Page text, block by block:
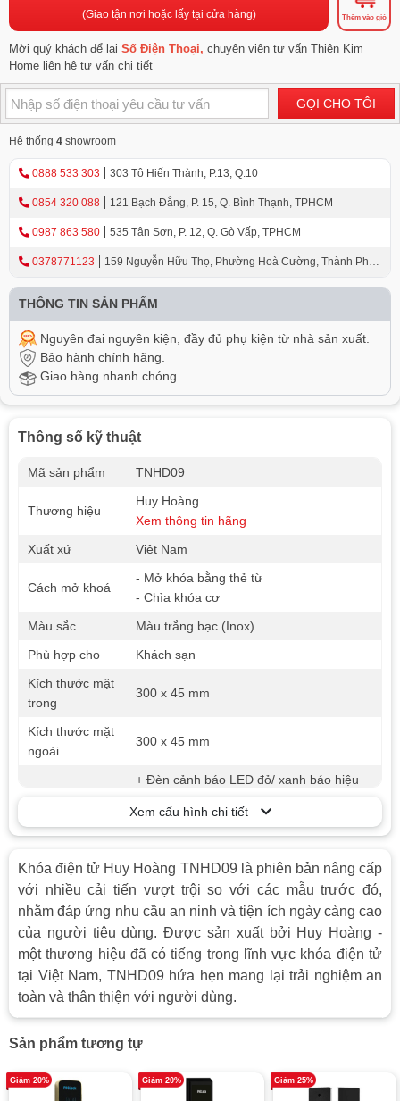
(Giao tận nơi hoặc lấy tại cửa hàng) Thêm vào giỏ
Mời quý khách để lại Số Điện Thoại, chuyên viên tư vấn Thiên Kim
Home liên hệ tư vấn chi tiết
GỌI CHO TÔI
Hệ thống 4 showroom
0888 533 303 303 Tô Hiến Thành, P.13, Q.10
0854 320 088 121 Bạch Đằng, P. 15, Q. Bình Thạnh, TPHCM
0987 863 580 535 Tân Sơn, P. 12, Q. Gò Vấp, TPHCM
0378771123
159 Nguyễn Hữu Thọ, Phường Hoà Cường, Thành Phố
THÔNG TIN SẢN PHẨM
Nguyên đai nguyên kiện, đầy đủ phụ kiện từ nhà sản xuất.
Bảo hành chính hãng.
Giao hàng nhanh chóng.
Thông số kỹ thuật
Mã sản phẩm TNHD09
Thương hiệu
Huy Hoàng
Xem thông tin hãng
Xuất xứ
Việt Nam
Cách mở khoá
- Mở khóa bằng thẻ từ
- Chìa khóa cơ
Màu sắc
Màu trắng bạc (Inox)
Phù hợp cho
Khách sạn
Kích thước mặt
trong
300 x 45 mm
Kích thước mặt
ngoài
300 x 45 mm
Tính năng
+ Đèn cảnh báo LED đỏ/ xanh báo hiệu
+ Có thể lưu trữ 1000 đầu mục hoạt động
(đóng mở cửa), thuận tiên cho công tác
+ Chức năng thoát hiểm từ bên trong (bẻ
tay gạt ở bên trong sẽ mở toàn bộ then
gió và then an toàn trong nhà cùng 1 lúc -
Cửa luôn có thể mở từ bên trong bằng
tay nắm gạt mà không cần sử dụng chìa)
+ Cảnh báo khóa hết pin.
+ Chế độ mở then an toàn (Được cài đặt
khi cài thẻ)
thẻ)
Vật liệu
Tay ốp được làm bằng inox 304 (SUS
Xem cấu hình chi tiết
Khóa điện tử Huy Hoàng TNHD09 là phiên bản nâng cấp
với nhiều cải tiến vượt trội so với các mẫu trước đó,
nhằm đáp ứng nhu cầu an ninh và tiện ích ngày càng cao
của người tiêu dùng. Được sản xuất bởi Huy Hoàng -
một thương hiệu đã có tiếng trong lĩnh vực khóa điện tử
tại Việt Nam, TNHD09 hứa hẹn mang lại trải nghiệm an
toàn và thân thiện với người dùng.
Sản phẩm tương tự
Giảm 20% Giảm 20% Giảm 25%